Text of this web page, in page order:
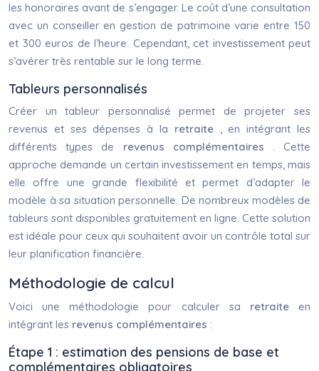
les honoraires avant de s’engager. Le coût d’une consultation
avec un conseiller en gestion de patrimoine varie entre 150
et 300 euros de l’heure. Cependant, cet investissement peut
s’avérer très rentable sur le long terme.
Tableurs personnalisés
Créer un tableur personnalisé permet de projeter ses
revenus et ses dépenses à la retraite , en intégrant les
différents types de revenus complémentaires . Cette
approche demande un certain investissement en temps, mais
elle offre une grande flexibilité et permet d’adapter le
modèle à sa situation personnelle. De nombreux modèles de
tableurs sont disponibles gratuitement en ligne. Cette solution
est idéale pour ceux qui souhaitent avoir un contrôle total sur
leur planification financière.
Méthodologie de calcul
Voici une méthodologie pour calculer sa retraite en
intégrant les revenus complémentaires :
Étape 1 : estimation des pensions de base et
complémentaires obligatoires